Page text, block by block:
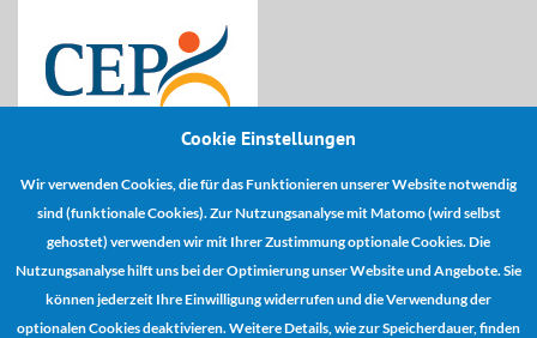
Cookie Einstellungen
Wir verwenden Cookies, die für das Funktionieren unserer Website notwendig
sind (funktionale Cookies). Zur Nutzungsanalyse mit Matomo (wird selbst
gehostet) verwenden wir mit Ihrer Zustimmung optionale Cookies. Die
Nutzungsanalyse hilft uns bei der Optimierung unser Website und Angebote. Sie
können jederzeit Ihre Einwilligung widerrufen und die Verwendung der
optionalen Cookies deaktivieren. Weitere Details, wie zur Speicherdauer, finden
Kooperationspartner: